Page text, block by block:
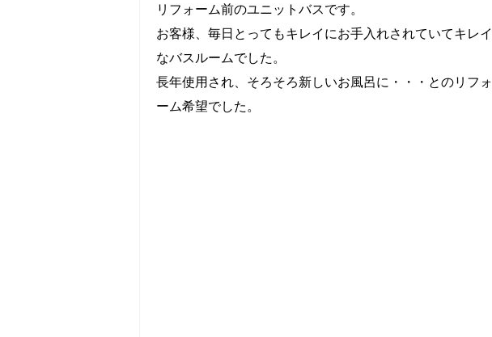
リフォーム前のユニットバスです。
お客様、毎日とってもキレイにお手入れされていてキレイ
なバスルームでした。
長年使用され、そろそろ新しいお風呂に・・・とのリフォ
ーム希望でした。